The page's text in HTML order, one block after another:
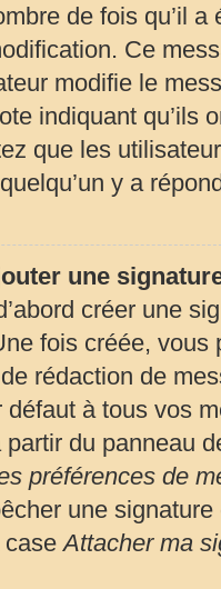
de fois qu’il
Ce
modifie le
indiquant qu’ils
que les
y a
une
créer une
fois créée,
rédaction de
à tous vos
du panneau
préférences de
une
caseAttacher ma